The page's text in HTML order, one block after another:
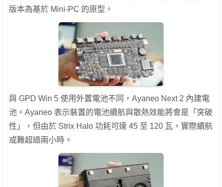
版本為基於 Mini-PC 的原型。
與 GPD Win 5 使用外置電池不同，Ayaneo Next 2 內建電
池。Ayaneo 表示裝置的電池續航與散熱效能將會是「突破
性」，但由於 Strix Halo 功耗可達 45 至 120 瓦，實際續航
或難超過兩小時。